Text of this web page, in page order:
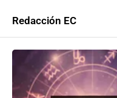
Redacción EC